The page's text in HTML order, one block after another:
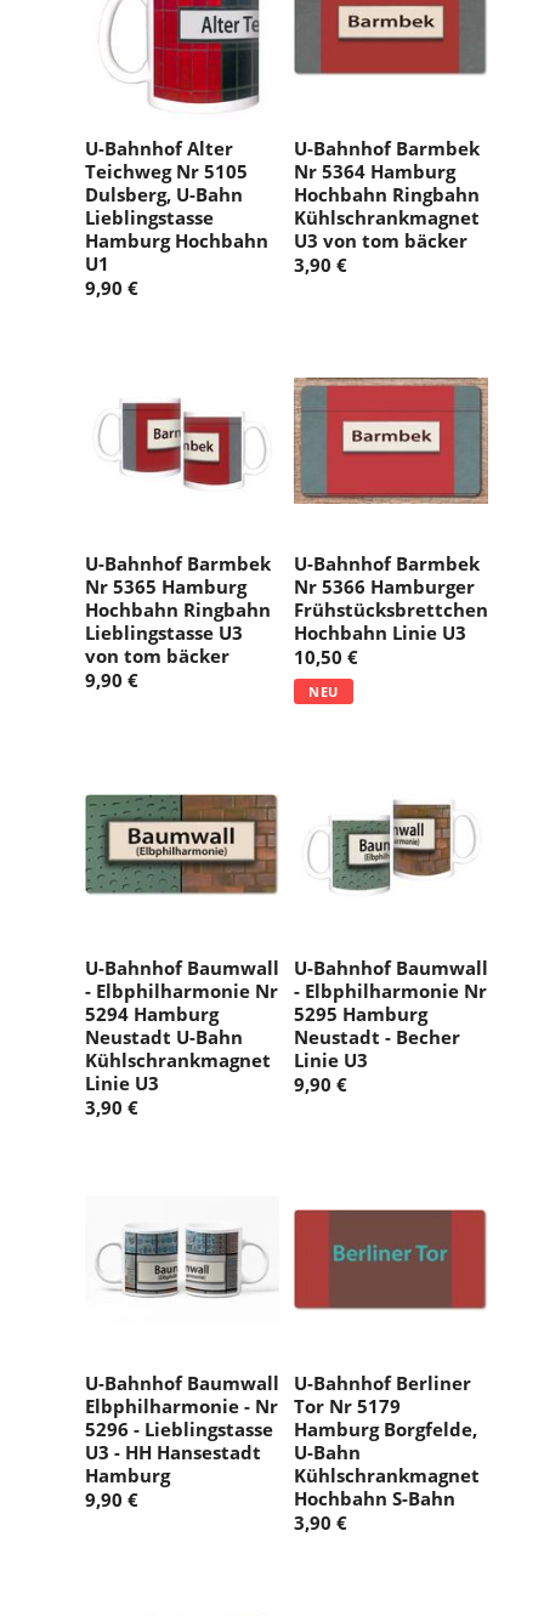
U-Bahnhof Alter
Teichweg Nr 5105
Dulsberg, U-Bahn
Lieblingstasse
Hamburg Hochbahn
U1
9,90 €
U-Bahnhof Barmbek
Nr 5364 Hamburg
Hochbahn Ringbahn
Kühlschrankmagnet
U3 von tom bäcker
3,90 €
U-Bahnhof Barmbek
Nr 5365 Hamburg
Hochbahn Ringbahn
Lieblingstasse U3
von tom bäcker
9,90 €
U-Bahnhof Barmbek
Nr 5366 Hamburger
Frühstücksbrettchen
Hochbahn Linie U3
10,50 €
NEU
U-Bahnhof Baumwall
- Elbphilharmonie Nr
5294 Hamburg
Neustadt U-Bahn
Kühlschrankmagnet
Linie U3
3,90 €
U-Bahnhof Baumwall
- Elbphilharmonie Nr
5295 Hamburg
Neustadt - Becher
Linie U3
9,90 €
U-Bahnhof Baumwall
Elbphilharmonie - Nr
5296 - Lieblingstasse
U3 - HH Hansestadt
Hamburg
9,90 €
U-Bahnhof Berliner
Tor Nr 5179
Hamburg Borgfelde,
U-Bahn
Kühlschrankmagnet
Hochbahn S-Bahn
3,90 €